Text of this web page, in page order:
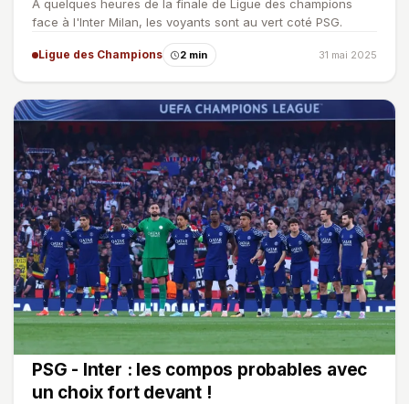
À quelques heures de la finale de Ligue des champions
face à l'Inter Milan, les voyants sont au vert coté PSG.
Ligue des Champions 2 min 31 mai 2025
PSG - Inter : les compos probables avec
un choix fort devant !